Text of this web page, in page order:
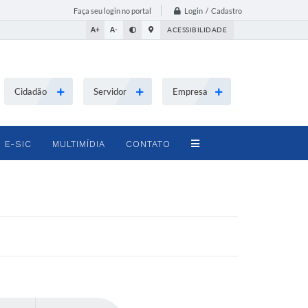
Faça seu login no portal Login / Cadastro
A+ A- ACESSIBILIDADE
Cidadão Servidor Empresa
E-SIC MULTIMÍDIA CONTATO